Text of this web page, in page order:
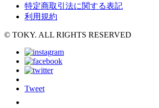
特定商取引法に関する表記
利用規約
© TOKY. ALL RIGHTS RESERVED
Tweet